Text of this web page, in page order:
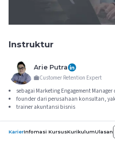
Instruktur
Arie Putra
Customer Retention Expert
sebagai Marketing Engagement Manager
founder dari perusahaan konsultan,
trainer akuntansi bisnis
KarierInfomasi KursusKurikulumUlasan